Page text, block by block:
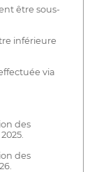
être sous-
inférieure
via
des
des